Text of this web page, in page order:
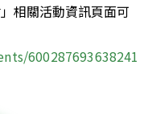
相關活動資訊頁面可
600287693638241